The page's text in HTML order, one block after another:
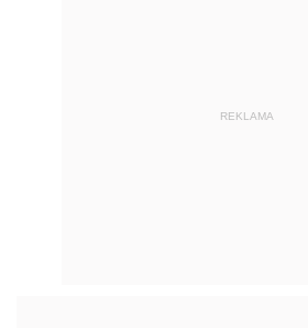
REKLAMA